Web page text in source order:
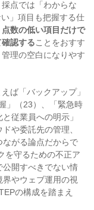
点では「わからな
」項目も把握する仕
点数の低い項目だけで
認することをおすす
理の空白になりやす
ば「バックアップ」
」（23）、「緊急時
従業員への明示」
や委託先の管理、
がる論点だからで
を守るための不正ア
開すべきでない情
やウェブ運用の視
の構成を踏まえ